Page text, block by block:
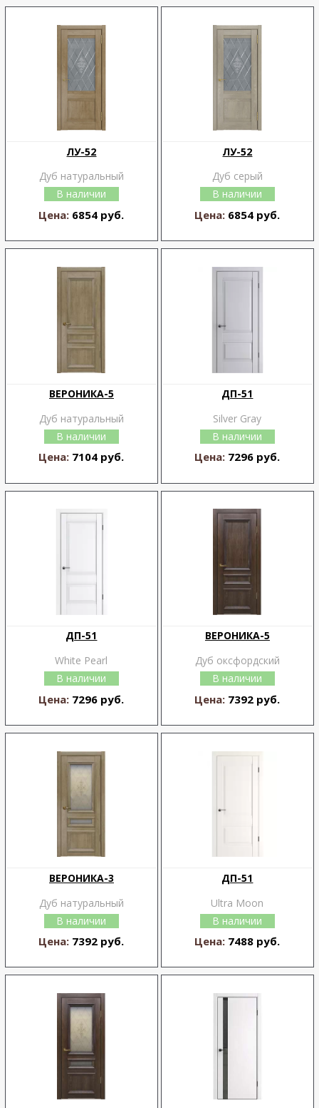
ЛУ-52
Дуб натуральный
В наличии
Цена: 6854 руб.
ЛУ-52
Дуб серый
В наличии
Цена: 6854 руб.
ВЕРОНИКА-5
Дуб натуральный
В наличии
Цена: 7104 руб.
ДП-51
Silver Gray
В наличии
Цена: 7296 руб.
ДП-51
White Pearl
В наличии
Цена: 7296 руб.
ВЕРОНИКА-5
Дуб оксфордский
В наличии
Цена: 7392 руб.
ВЕРОНИКА-3
Дуб натуральный
В наличии
Цена: 7392 руб.
ДП-51
Ultra Moon
В наличии
Цена: 7488 руб.